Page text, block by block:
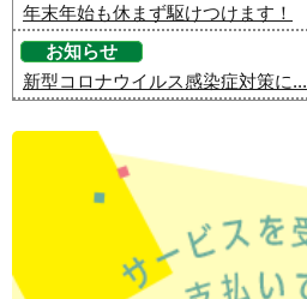
年末年始も休まず駆けつけます！
お知らせ
新型コロナウイルス感染症対策に...